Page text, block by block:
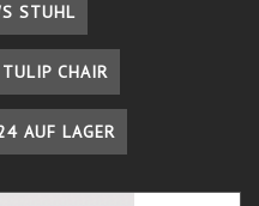
STUHL
TULIP CHAIR
AUF LAGER